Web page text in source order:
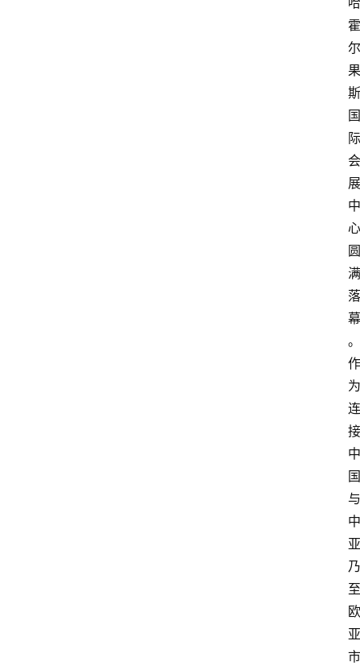
霍
尔
果
斯
国
际
会
展
中
心
圆
满
落
幕
。
作
为
连
接
中
国
与
中
亚
乃
至
欧
亚
市